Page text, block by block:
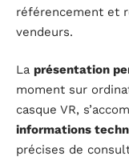
référencement et
vendeurs.
La présentation
moment sur
casque VR,
informations
précises de